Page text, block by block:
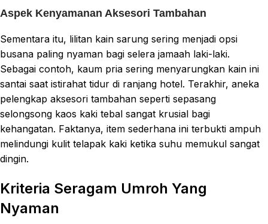
Aspek Kenyamanan Aksesori Tambahan
Sementara itu, lilitan kain sarung sering menjadi opsi
busana paling nyaman bagi selera jamaah laki-laki.
Sebagai contoh, kaum pria sering menyarungkan kain ini
santai saat istirahat tidur di ranjang hotel. Terakhir, aneka
pelengkap aksesori tambahan seperti sepasang
selongsong kaos kaki tebal sangat krusial bagi
kehangatan. Faktanya, item sederhana ini terbukti ampuh
melindungi kulit telapak kaki ketika suhu memukul sangat
dingin.
Kriteria Seragam Umroh Yang
Nyaman